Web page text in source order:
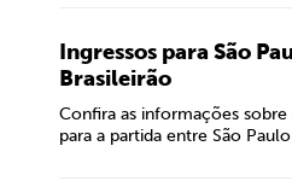
Ingressos para São
Brasileirão
Confira as informações sobre
para a partida entre São